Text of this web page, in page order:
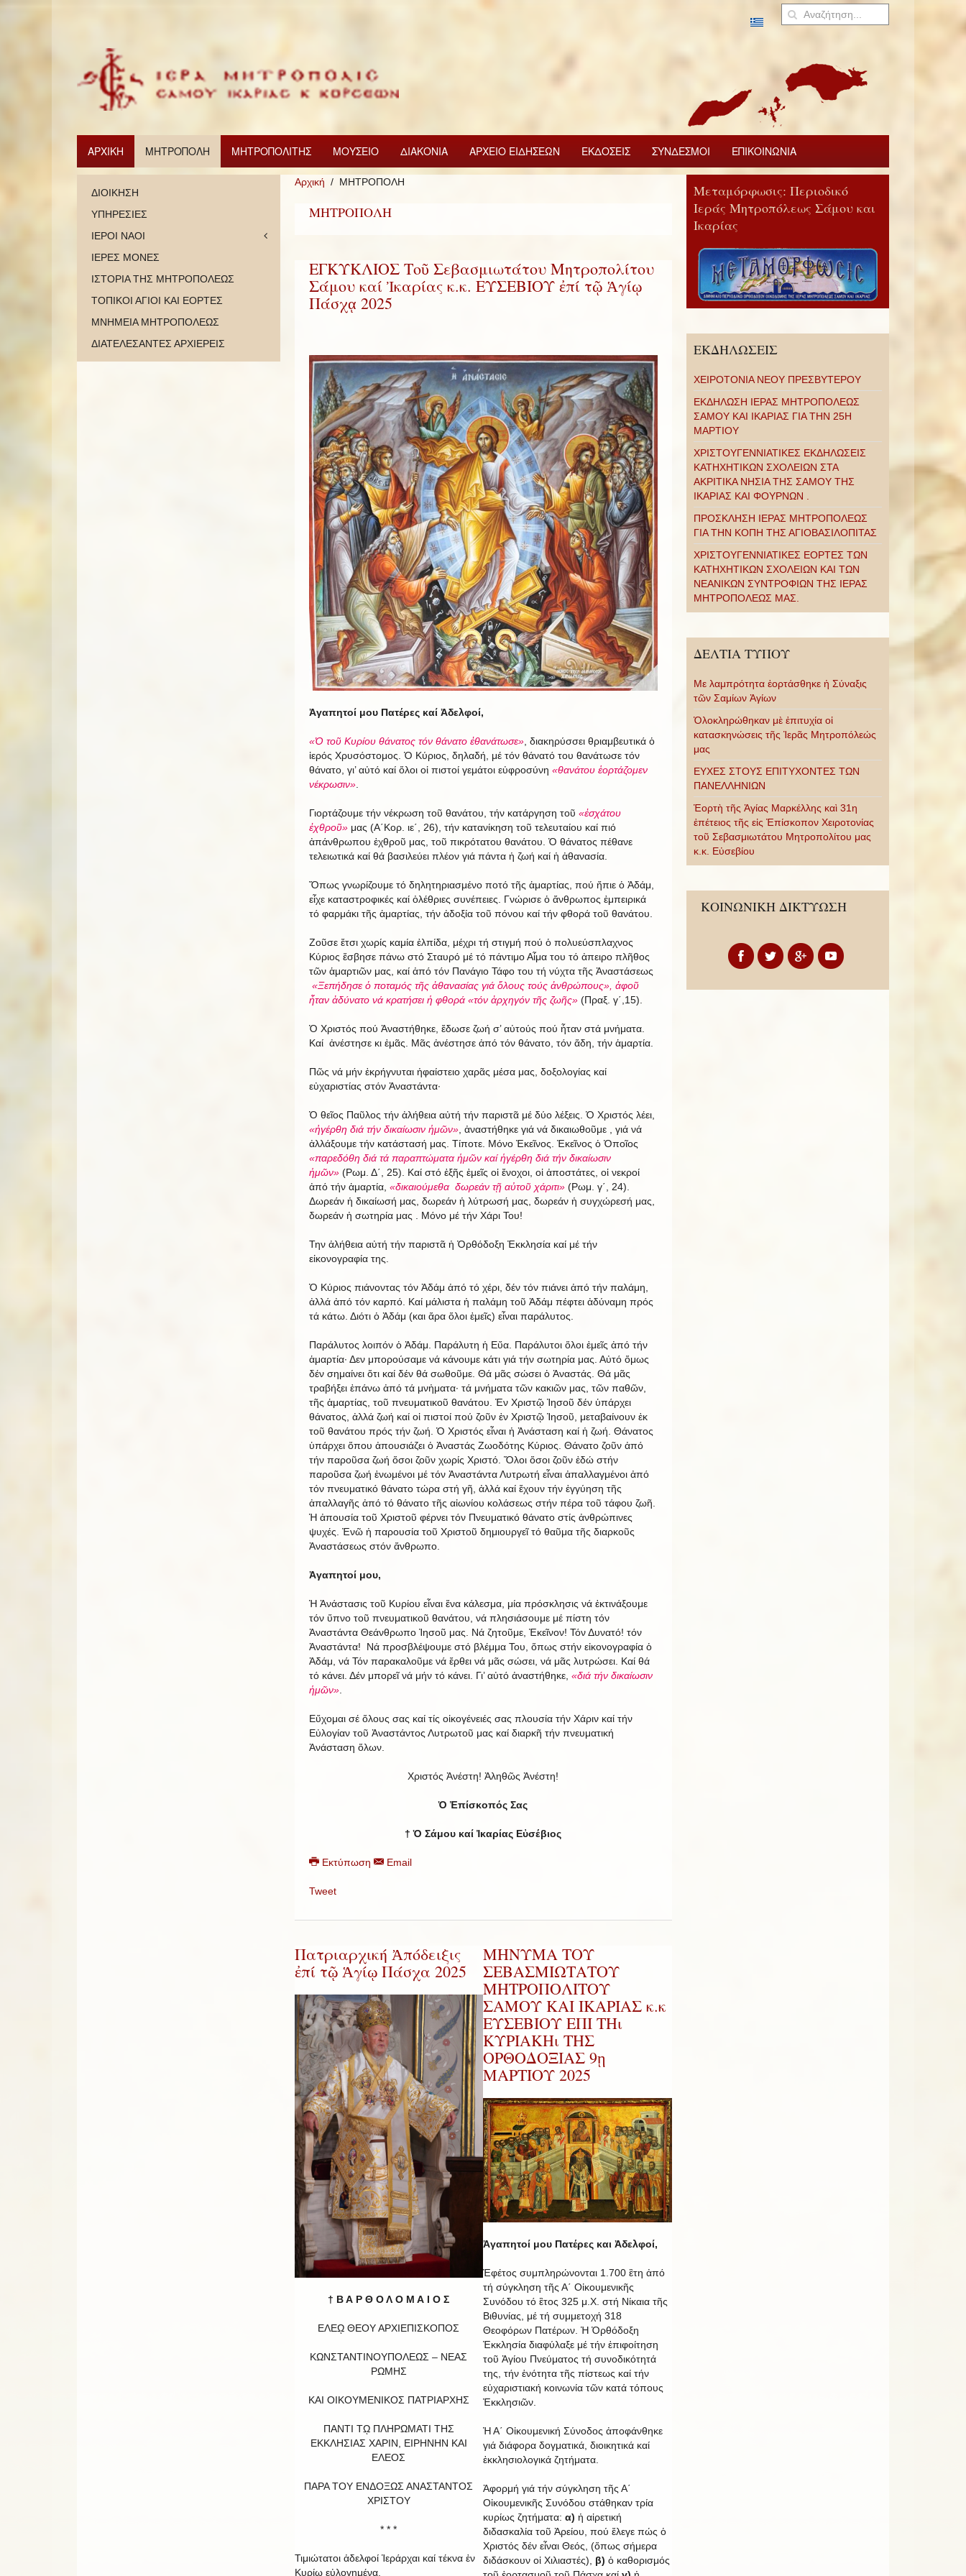
ΑΡΧΙΚΗ ΜΗΤΡΟΠΟΛΗ ΜΗΤΡΟΠΟΛΙΤΗΣ ΜΟΥΣΕΙΟ ΔΙΑΚΟΝΙΑ ΑΡΧΕΙΟ ΕΙΔΗΣΕΩΝ ΕΚΔΟΣΕΙΣ ΣΥΝΔΕΣΜΟΙ ΕΠΙΚΟΙΝΩΝΙΑ
Αρχική ΜΗΤΡΟΠΟΛΗ
ΜΗΤΡΟΠΟΛΗ
ΕΓΚΥΚΛΙΟΣ Τοῦ Σεβασμιωτάτου Μητροπολίτου
Σάμου καί Ἰκαρίας κ.κ. ΕΥΣΕΒΙΟΥ ἐπί τῷ Ἁγίῳ
Πάσχᾳ 2025
Ἀγαπητοί μου Πατέρες καί Ἀδελφοί,
«Ὁ τοῦ Κυρίου θάνατος τόν θάνατο ἐθανάτωσε», διακηρύσσει θριαμβευτικά ὁ
ἱερός Χρυσόστομος. Ὁ Κύριος, δηλαδή, μέ τόν θάνατό του θανάτωσε τόν
θάνατο, γι’ αὐτό καί ὅλοι οἱ πιστοί γεμάτοι εὐφροσύνη «θανάτου ἑορτάζομεν
νέκρωσιν».
Γιορτάζουμε τήν νέκρωση τοῦ θανάτου, τήν κατάργηση τοῦ «ἐσχάτου
ἐχθροῦ»μας (Α΄Κορ. ιε΄, 26), τήν κατανίκηση τοῦ τελευταίου καί πιό
ἀπάνθρωπου ἐχθροῦ μας, τοῦ πικρότατου θανάτου. Ὁ θάνατος πέθανε
τελειωτικά καί θά βασιλεύει πλέον γιά πάντα ἡ ζωή καί ἡ ἀθανασία.
Ὅπως γνωρίζουμε τό δηλητηριασμένο ποτό τῆς ἁμαρτίας, πού ἤπιε ὁ Ἀδάμ,
εἶχε καταστροφικές καί ὀλέθριες συνέπειες. Γνώρισε ὁ ἄνθρωπος ἐμπειρικά
τό φαρμάκι τῆς ἁμαρτίας, τήν ἀδοξία τοῦ πόνου καί τήν φθορά τοῦ θανάτου.
Ζοῦσε ἔτσι χωρίς καμία ἐλπίδα, μέχρι τή στιγμή πού ὁ πολυεύσπλαχνος
Κύριος ἔσβησε πάνω στό Σταυρό μέ τό πάντιμο Αἷμα του τό ἀπειρο πλῆθος
τῶν ἁμαρτιῶν μας, καί ἀπό τόν Πανάγιο Τάφο του τή νύχτα τῆς Ἀναστάσεως
«Ξεπήδησε ὁ ποταμός τῆς ἀθανασίας γιά ὅλους τούς ἀνθρώπους», ἀφοῦ
ἦταν ἀδύνατο νά κρατήσει ἡ φθορά «τόν ἀρχηγόν τῆς ζωῆς»(Πραξ. γ΄,15).
Ὁ Χριστός πού Ἀναστήθηκε, ἔδωσε ζωή σ’ αὐτούς πού ἦταν στά μνήματα.
Καί ἀνέστησε κι ἐμᾶς. Μᾶς ἀνέστησε ἀπό τόν θάνατο, τόν ἅδη, τήν ἁμαρτία.
Πῶς νά μήν ἐκρήγνυται ἡφαίστειο χαρᾶς μέσα μας, δοξολογίας καί
εὐχαριστίας στόν Ἀναστάντα·
Ὁ θεῖος Παῦλος τήν ἀλήθεια αὐτή τήν παριστᾶ μέ δύο λέξεις. Ὁ Χριστός λέει,
«ἠγέρθη διά τήν δικαίωσιν ἡμῶν», ἀναστήθηκε γιά νά δικαιωθοῦμε , γιά νά
ἀλλάξουμε τήν κατάστασή μας. Τίποτε. Μόνο Ἐκεῖνος. Ἐκεῖνος ὁ Ὁποῖος
«παρεδόθη διά τά παραπτώματα ἡμῶν καί ἡγέρθη διά τήν δικαίωσιν
ἡμῶν»(Ρωμ. Δ΄, 25). Καί στό ἐξῆς ἐμεῖς οἱ ἔνοχοι, οἱ ἀποστάτες, οἱ νεκροί
ἀπό τήν ἁμαρτία, «δικαιούμεθα δωρεάν τῇ αὐτοῦ χάριτι»(Ρωμ. γ΄, 24).
Δωρεάν ἡ δικαίωσή μας, δωρεάν ἡ λύτρωσή μας, δωρεάν ἡ συγχώρεσή μας,
δωρεάν ἡ σωτηρία μας . Μόνο μέ τήν Χάρι Του!
Την ἀλήθεια αὐτή τήν παριστᾶ ἡ Ὀρθόδοξη Ἐκκλησία καί μέ τήν
εἰκονογραφία της.
Ὁ Κύριος πιάνοντας τόν Ἀδάμ ἀπό τό χέρι, δέν τόν πιάνει ἀπό τήν παλάμη,
ἀλλά ἀπό τόν καρπό. Καί μάλιστα ἡ παλάμη τοῦ Ἀδάμ πέφτει ἀδύναμη πρός
τά κάτω. Διότι ὁ Ἀδάμ (και ἄρα ὅλοι ἐμεῖς) εἶναι παράλυτος.
Παράλυτος λοιπόν ὁ Ἀδάμ. Παράλυτη ἡ Εὔα. Παράλυτοι ὅλοι ἐμεῖς ἀπό τήν
ἁμαρτία· Δεν μπορούσαμε νά κάνουμε κάτι γιά τήν σωτηρία μας. Αὐτό ὅμως
δέν σημαίνει ὅτι καί δέν θά σωθοῦμε. Θά μᾶς σώσει ὁ Ἀναστάς. Θά μᾶς
τραβήξει ἐπάνω ἀπό τά μνἠματα· τά μνήματα τῶν κακιῶν μας, τῶν παθῶν,
τῆς ἁμαρτίας, τοῦ πνευματικοῦ θανάτου. Ἐν Χριστῷ Ἰησοῦ δέν ὑπάρχει
θάνατος, ἀλλά ζωή καί οἱ πιστοί πού ζοῦν ἐν Χριστῷ Ἰησοῦ, μεταβαίνουν ἐκ
τοῦ θανάτου πρός τήν ζωή. Ὁ Χριστός εἶναι ἡ Ἀνάσταση καί ἡ ζωή. Θάνατος
ὑπάρχει ὅπου ἀπουσιάζει ὁ Ἀναστάς Ζωοδότης Κύριος. Θάνατο ζοῦν ἀπό
τήν παροῦσα ζωή ὅσοι ζοῦν χωρίς Χριστό. Ὅλοι ὅσοι ζοῦν ἐδώ στήν
παροῦσα ζωή ἑνωμένοι μέ τόν Ἀναστάντα Λυτρωτή εἶναι ἀπαλλαγμένοι ἀπό
τόν πνευματικό θάνατο τώρα στή γῆ, ἀλλά καί ἔχουν τήν ἐγγύηση τῆς
ἀπαλλαγῆς ἀπό τό θάνατο τῆς αἰωνίου κολάσεως στήν πέρα τοῦ τάφου ζωῆ.
Ἡ ἀπουσία τοῦ Χριστοῦ φέρνει τόν Πνευματικό θάνατο στίς ἀνθρώπινες
ψυχές. Ἐνῶ ἡ παρουσία τοῦ Χριστοῦ δημιουργεῖ τό θαῦμα τῆς διαρκοῦς
Ἀναστάσεως στόν ἄνθρωπο.
Ἀγαπητοί μου,
Ἡ Ἀνάστασις τοῦ Κυρίου εἶναι ἕνα κάλεσμα, μία πρόσκλησις νά ἐκτινάξουμε
τόν ὕπνο τοῦ πνευματικοῦ θανάτου, νά πλησιάσουμε μέ πίστη τόν
Ἀναστάντα Θεάνθρωπο Ἰησοῦ μας. Νά ζητοῦμε, Ἐκεῖνον! Τόν Δυνατό! τόν
Ἀναστάντα! Νά προσβλέψουμε στό βλέμμα Του, ὅπως στήν εἰκονογραφία ὁ
Ἀδάμ, νά Τόν παρακαλοῦμε νά ἔρθει νά μᾶς σώσει, νά μᾶς λυτρώσει. Καί θά
τό κάνει. Δέν μπορεῖ νά μήν τό κάνει. Γι’ αὐτό ἀναστήθηκε, «διά τήν δικαίωσιν
ἡμῶν».
Εὔχομαι σέ ὅλους σας καί τίς οἰκογένειές σας πλουσία τήν Χάριν καί τήν
Εὐλογίαν τοῦ Ἀναστάντος Λυτρωτοῦ μας καί διαρκῆ τήν πνευματική
Ἀνάσταση ὅλων.
Χριστός Ἀνέστη! Ἀληθῶς Ἀνέστη!
Ὁ Ἐπίσκοπός Σας
† Ὁ Σάμου καί Ἰκαρίας Εὐσέβιος
Εκτύπωση Email
Tweet
Πατριαρχική Ἀπόδειξις
ἐπί τῷ Ἁγίῳ Πάσχα 2025
† Β Α Ρ Θ Ο Λ Ο Μ Α Ι Ο Σ
ΕΛΕῼ ΘΕΟΥ ΑΡΧΙΕΠΙΣΚΟΠΟΣ
ΚΩΝΣΤΑΝΤΙΝΟΥΠΟΛΕΩΣ – ΝΕΑΣ
ΡΩΜΗΣ
ΚΑΙ ΟΙΚΟΥΜΕΝΙΚΟΣ ΠΑΤΡΙΑΡΧΗΣ
ΠΑΝΤΙ Τῼ ΠΛΗΡΩΜΑΤΙ ΤΗΣ
ΕΚΚΛΗΣΙΑΣ ΧΑΡΙΝ, ΕΙΡΗΝΗΝ ΚΑΙ
EΛΕΟΣ
ΠΑΡΑ ΤΟΥ ΕΝΔΟΞΩΣ ΑΝΑΣΤΑΝΤΟΣ
ΧΡΙΣΤΟΥ
* * *
Τιμιώτατοι ἀδελφοί Ἱεράρχαι καί τέκνα ἐν
Κυρίῳ εὐλογημένα,
ΜΗΝΥΜΑ ΤΟΥ
ΣΕΒΑΣΜΙΩΤΑΤΟΥ
ΜΗΤΡΟΠΟΛΙΤΟΥ
ΣΑΜΟΥ ΚΑΙ ΙΚΑΡΙΑΣ κ.κ
ΕΥΣΕΒΙΟΥ ΕΠΙ ΤΗι
ΚΥΡΙΑΚΗι ΤΗΣ
ΟΡΘΟΔΟΞΙΑΣ 9ῃ
ΜΑΡΤΙΟΥ 2025
Ἀγαπητοί μου Πατέρες και Ἀδελφοί,
Ἐφέτος συμπληρώνονται 1.700 ἒτη ἀπό
τή σύγκληση τῆς Α΄ Οἰκουμενικῆς
Συνόδου τό ἒτος 325 μ.Χ. στή Νίκαια τῆς
Βιθυνίας, μέ τή συμμετοχή 318
Θεοφόρων Πατέρων. Ἡ Ὀρθόδοξη
Ἐκκλησία διαφύλαξε μέ τήν ἐπιφοίτηση
τοῦ Ἁγίου Πνεύματος τή συνοδικότητά
της, τήν ἑνότητα τῆς πίστεως καί τήν
εὐχαριστιακή κοινωνία τῶν κατά τόπους
Ἐκκλησιῶν.
Ἡ Α΄ Οἰκουμενική Σύνοδος ἀποφάνθηκε
γιά διάφορα δογματικά, διοικητικά καί
ἐκκλησιολογικά ζητήματα.
Ἀφορμή γιά τήν σύγκληση τῆς Α΄
Οἰκουμενικῆς Συνόδου στάθηκαν τρία
κυρίως ζητήματα: α) ἡ αἱρετική
διδασκαλία τοῦ Ἀρείου, πού ἔλεγε πώς ὁ
Χριστός δέν εἶναι Θεός, (ὅπως σήμερα
διδάσκουν οἱ Χιλιαστές), β) ὁ καθορισμός
ΔΙΟΙΚΗΣΗ
ΥΠΗΡΕΣΙΕΣ
ΙΕΡΟΙ ΝΑΟΙ
ΙΕΡΕΣ ΜΟΝΕΣ
ΙΣΤΟΡΙΑ ΤΗΣ ΜΗΤΡΟΠΟΛΕΩΣ
ΤΟΠΙΚΟΙ ΑΓΙΟΙ ΚΑΙ ΕΟΡΤΕΣ
ΜΝΗΜΕΙΑ ΜΗΤΡΟΠΟΛΕΩΣ
ΔΙΑΤΕΛΕΣΑΝΤΕΣ ΑΡΧΙΕΡΕΙΣ
Μεταμόρφωσις: Περιοδικό
Ιεράς Μητροπόλεως Σάμου και
Ικαρίας
ΕΚΔΗΛΩΣΕΙΣ
ΧΕΙΡΟΤΟΝΙΑ ΝΕΟΥ ΠΡΕΣΒΥΤΕΡΟΥ
ΕΚΔΗΛΩΣΗ ΙΕΡΑΣ ΜΗΤΡΟΠΟΛΕΩΣ
ΣΑΜΟΥ ΚΑΙ ΙΚΑΡΙΑΣ ΓΙΑ ΤΗΝ 25Η
ΜΑΡΤΙΟΥ
ΧΡΙΣΤΟΥΓΕΝΝΙΑΤΙΚΕΣ ΕΚΔΗΛΩΣΕΙΣ
ΚΑΤΗΧΗΤΙΚΩΝ ΣΧΟΛΕΙΩΝ ΣΤΑ
ΑΚΡΙΤΙΚΑ ΝΗΣΙΑ ΤΗΣ ΣΑΜΟΥ ΤΗΣ
ΙΚΑΡΙΑΣ ΚΑΙ ΦΟΥΡΝΩΝ .
ΠΡΟΣΚΛΗΣΗ ΙΕΡΑΣ ΜΗΤΡΟΠΟΛΕΩΣ
ΓΙΑ ΤΗΝ ΚΟΠΗ ΤΗΣ ΑΓΙΟΒΑΣΙΛΟΠΙΤΑΣ
ΧΡΙΣΤΟΥΓΕΝΝΙΑΤΙΚΕΣ ΕΟΡΤΕΣ ΤΩΝ
ΚΑΤΗΧΗΤΙΚΩΝ ΣΧΟΛΕΙΩΝ ΚΑΙ ΤΩΝ
ΝΕΑΝΙΚΩΝ ΣΥΝΤΡΟΦΙΩΝ ΤΗΣ ΙΕΡΑΣ
ΜΗΤΡΟΠΟΛΕΩΣ ΜΑΣ.
ΔΕΛΤΙΑ ΤΥΠΟΥ
Με λαμπρότητα ἑορτάσθηκε ἡ Σύναξις
τῶν Σαμίων Ἁγίων
Ὁλοκληρώθηκαν μὲ ἐπιτυχία οἱ
κατασκηνώσεις τῆς Ἱερᾶς Μητροπόλεώς
μας
ΕΥΧΕΣ ΣΤΟΥΣ ΕΠΙΤΥΧΟΝΤΕΣ ΤΩΝ
ΠΑΝΕΛΛΗΝΙΩΝ
Ἑορτὴ τῆς Ἁγίας Μαρκέλλης καὶ 31η
ἐπέτειος τῆς εἰς Ἐπίσκοπον Χειροτονίας
τοῦ Σεβασμιωτάτου Μητροπολίτου μας
κ.κ. Εὐσεβίου
ΚΟΙΝΩΝΙΚΗ ΔΙΚΤΥΩΣΗ